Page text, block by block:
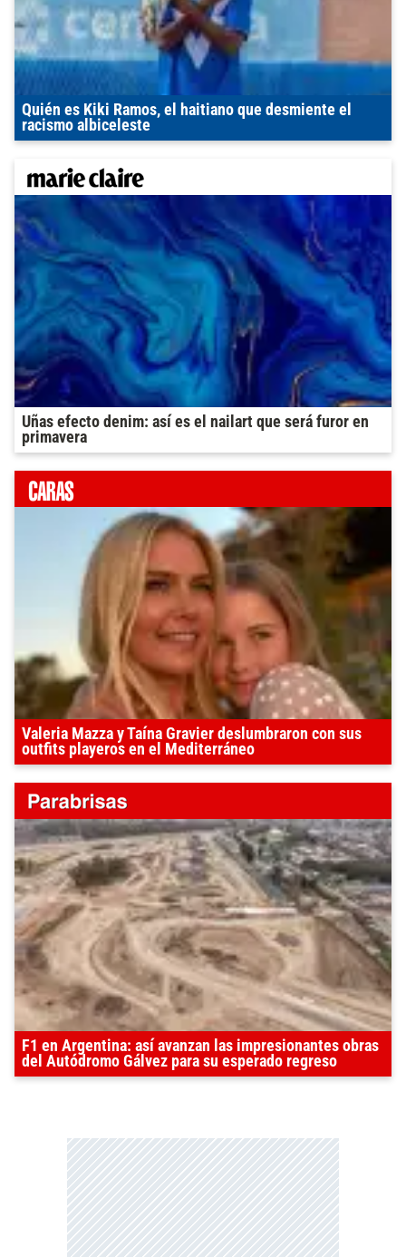
Quién es Kiki Ramos, el haitiano que desmiente el
racismo albiceleste
Uñas efecto denim: así es el nailart que será furor en
primavera
Valeria Mazza y Taína Gravier deslumbraron con sus
outfits playeros en el Mediterráneo
F1 en Argentina: así avanzan las impresionantes obras
del Autódromo Gálvez para su esperado regreso